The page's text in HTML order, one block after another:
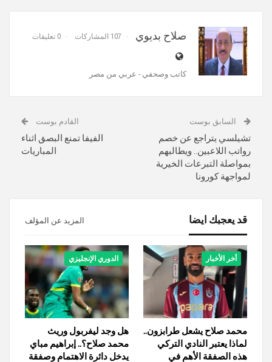
صلاح بديوي 107 المشاركات 0 تعليقات
كاتب وصحفي - عربي من مصر
السابق بوست
تشيلسي يتراجع عن خصم
رواتب اللاعبين.. ويطالبهم
بمواصلة التبرعات الخيرية
لمواجهة كورونا
القادم بوست
الفيفا تمنع البصق اثناء
المباريات
قد يعجبك ايضا المزيد عن المؤلف
أخر الأخبار
محمد صلاح يشعل طرابزون..
لماذا يعتبر النادي التركي
هذه الصفقة الأهم في
الدوري الإنجليزي
هل وجد ليفربول وريث
محمد صلاح؟.. إبراهيم مباي
يدخل دائرة الاهتمام وصفقة